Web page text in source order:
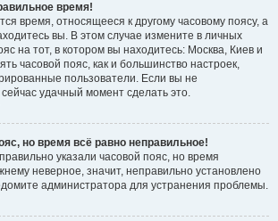
время!
время, относящееся к другому часовому поясу, а
вы. В этом случае измените в личных
на тот, в котором вы находитесь: Москва, Киев и
часовой пояс, как и большинство настроек,
пользователи. Если вы не
удачный момент сделать это.
но время всё равно неправильное!
указали часовой пояс, но время
неверное, значит, неправильно установлено
администратора для устранения проблемы.